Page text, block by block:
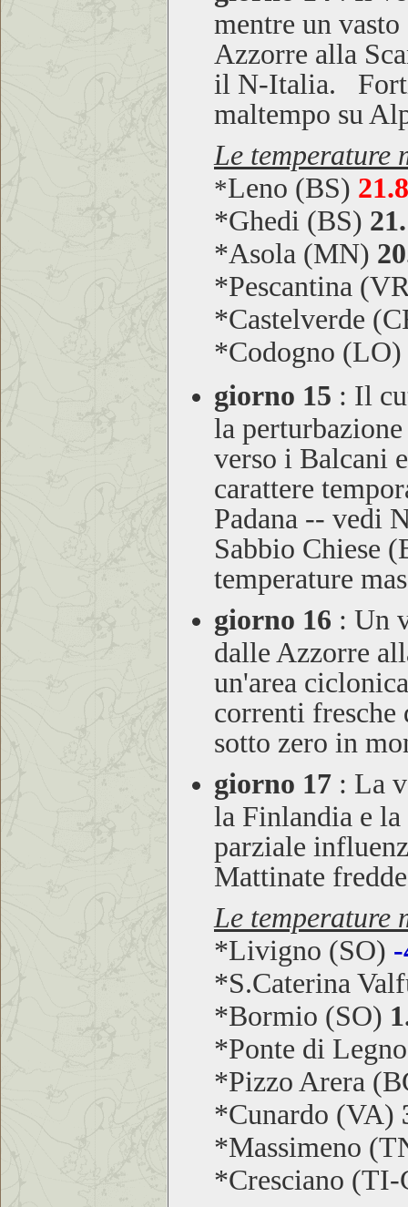
mentre un
Azzorre alla
il N-Italia. Forti
maltempo su
Le temperature
*Leno (BS) 21.8
*Ghedi (BS)
*Asola (MN)
*Pescantina
*Castelverde
*Codogno (LO)
giorno 15 : Il
la
verso i Balcani
carattere
Padana -- vedi
Sabbio Chiese
temperature
giorno 16 : Un
dalle Azzorre
un'area
correnti
sotto zero in
giorno 17 : La
la Finlandia e la
parziale
Mattinate
Le temperature
*Livigno (SO)
*S.Caterina
*Bormio (SO)
*Ponte di
*Pizzo Arera
*Cunardo (VA)
*Massimeno
*Cresciano